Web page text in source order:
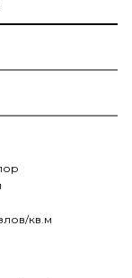
кв.м